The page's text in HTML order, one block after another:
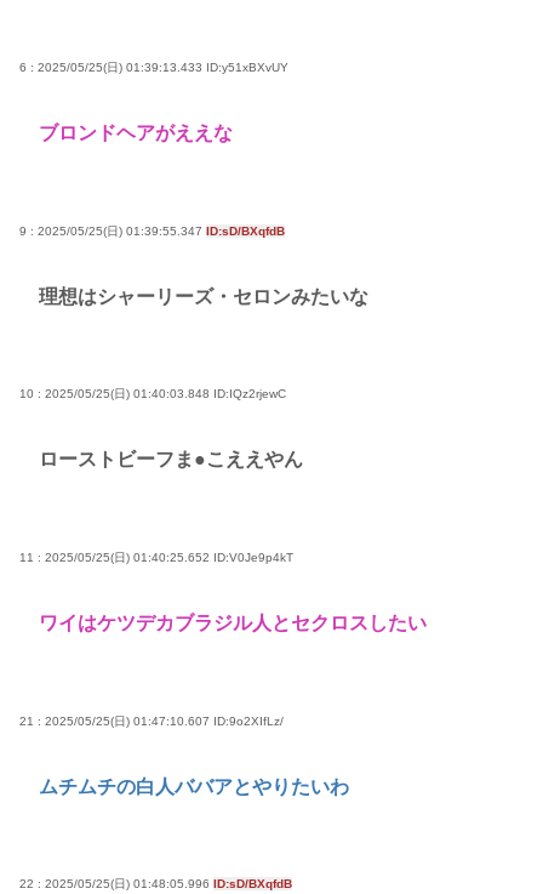
6 : 2025/05/25(日) 01:39:13.433 ID:y51xBXvUY
ブロンドヘアがええな
9 : 2025/05/25(日) 01:39:55.347 ID:sD/BXqfdB
理想はシャーリーズ・セロンみたいな
10 : 2025/05/25(日) 01:40:03.848 ID:IQz2rjewC
ローストビーフま●こええやん
11 : 2025/05/25(日) 01:40:25.652 ID:V0Je9p4kT
ワイはケツデカブラジル人とセクロスしたい
21 : 2025/05/25(日) 01:47:10.607 ID:9o2XIfLz/
ムチムチの白人ババアとやりたいわ
22 : 2025/05/25(日) 01:48:05.996 ID:sD/BXqfdB